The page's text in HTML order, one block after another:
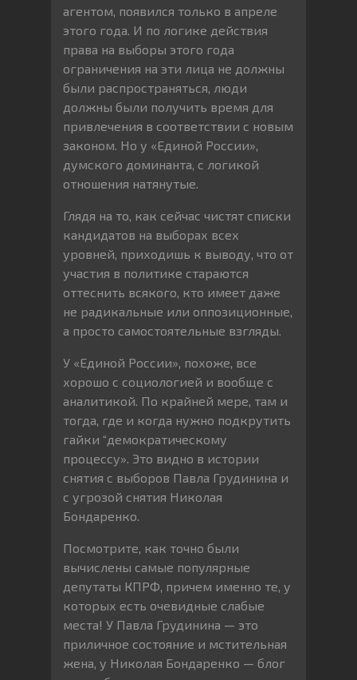
агентом, появился только в апреле
этого года. И по логике действия
права на выборы этого года
ограничения на эти лица не должны
были распространяться, люди
должны были получить время для
привлечения в соответствии с новым
законом. Но у «Единой России»,
думского доминанта, с логикой
отношения натянутые.
Глядя на то, как сейчас чистят списки
кандидатов на выборах всех
уровней, приходишь к выводу, что от
участия в политике стараются
оттеснить всякого, кто имеет даже
не радикальные или оппозиционные,
а просто самостоятельные взгляды.
У «Единой России», похоже, все
хорошо с социологией и вообще с
аналитикой. По крайней мере, там и
тогда, где и когда нужно подкрутить
гайки “демократическому
процессу». Это видно в истории
снятия с выборов Павла Грудинина и
с угрозой снятия Николая
Бондаренко.
Посмотрите, как точно были
вычислены самые популярные
депутаты КПРФ, причем именно те, у
которых есть очевидные слабые
места! У Павла Грудинина — это
приличное состояние и мстительная
жена, у Николая Бондаренко — блог